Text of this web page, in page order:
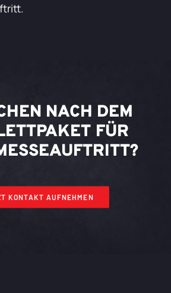
NACH DEM
FÜR
KONTAKT AUFNEHMEN